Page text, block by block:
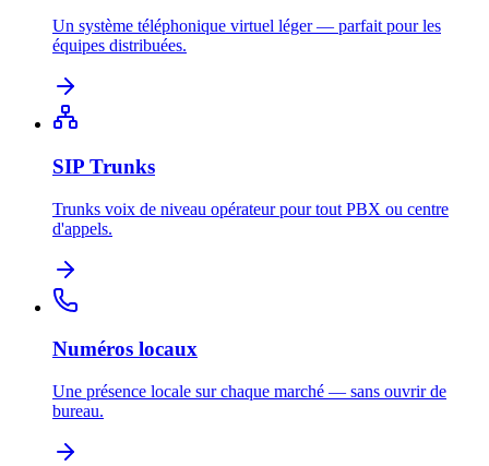
Un système téléphonique virtuel léger — parfait pour les
équipes distribuées.
SIP Trunks
Trunks voix de niveau opérateur pour tout PBX ou centre
d'appels.
Numéros locaux
Une présence locale sur chaque marché — sans ouvrir de
bureau.